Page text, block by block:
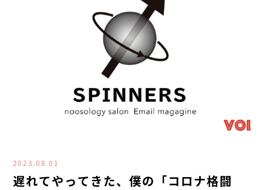
2023.08.01
遅れてやってきた、僕の「コロナ格闘